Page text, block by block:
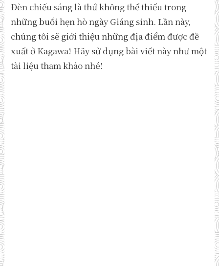
Đèn chiếu sáng là thứ không thể thiếu trong
những buổi hẹn hò ngày Giáng sinh. Lần này,
chúng tôi sẽ giới thiệu những địa điểm được đề
xuất ở Kagawa! Hãy sử dụng bài viết này như một
tài liệu tham khảo nhé!